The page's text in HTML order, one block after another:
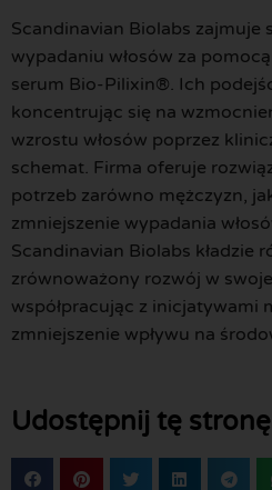
Scandinavian Biolabs zajmuje
wypadaniu włosów za
serum Bio-Pilixin®. Ich
koncentrując się na
wzrostu włosów poprzez
schemat. Firma oferuje
potrzeb zarówno mężczyzn,
zmniejszenie wypadania
Scandinavian Biolabs kładzie
zrównoważony rozwój w
współpracując z inicjatywami
zmniejszenie wpływu na
Udostępnij tę stronę